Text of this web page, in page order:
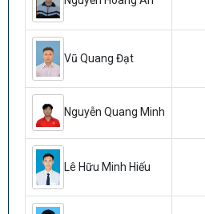
Vũ Quang Đạt
Nguyễn Quang Minh
Lê Hữu Minh Hiếu